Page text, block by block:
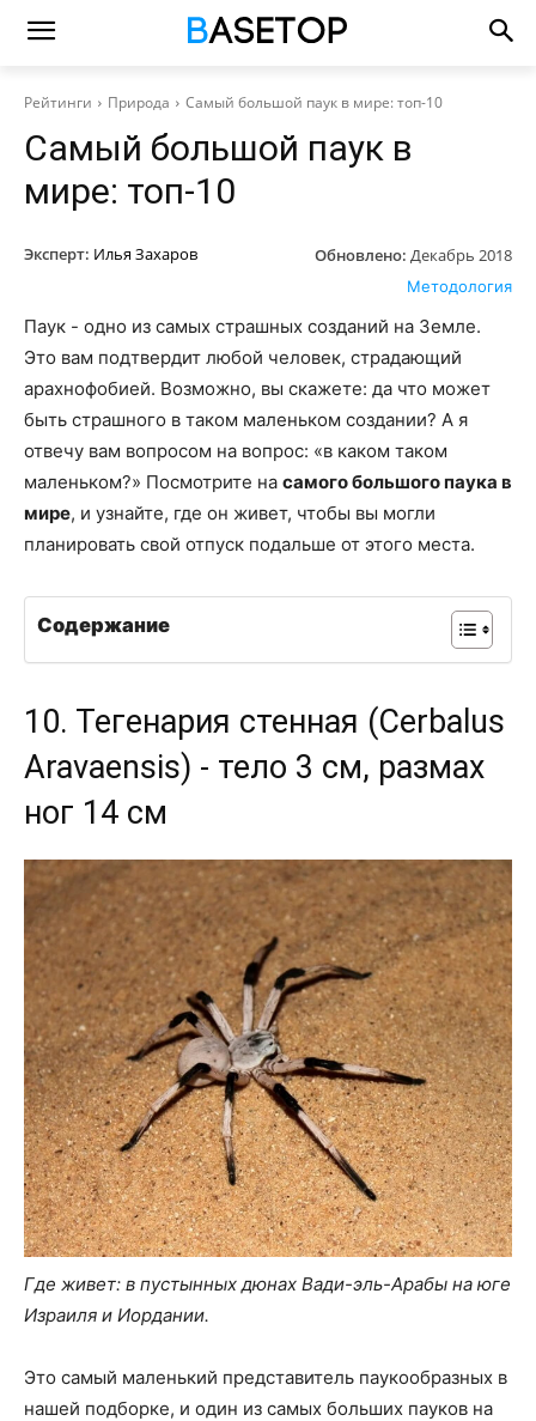
Рейтинги Природа Самый большой паук в мире: топ-10
Самый большой паук в
мире: топ-10
Эксперт: Илья Захаров Обновлено: Декабрь 2018
Методология
Паук - одно из самых страшных созданий на Земле.
Это вам подтвердит любой человек, страдающий
арахнофобией. Возможно, вы скажете: да что может
быть страшного в таком маленьком создании? А я
отвечу вам вопросом на вопрос: «в каком таком
маленьком?» Посмотрите на самого большого паука в
мире, и узнайте, где он живет, чтобы вы могли
планировать свой отпуск подальше от этого места.
Содержание
10. Тегенария стенная (Cerbalus
Aravaensis) - тело 3 см, размах
ног 14 см
Где живет: в пустынных дюнах Вади-эль-Арабы на юге
Израиля и Иордании.
Это самый маленький представитель паукообразных в
нашей подборке, и один из самых больших пауков на